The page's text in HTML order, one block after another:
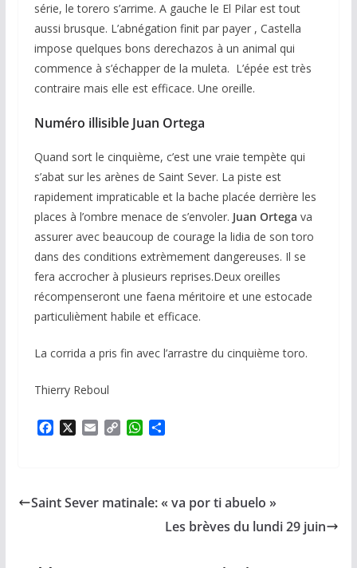
série, le torero s’arrime. A gauche le El Pilar est tout
aussi brusque. L’abnégation finit par payer , Castella
impose quelques bons derechazos à un animal qui
commence à s’échapper de la muleta. L’épée est très
contraire mais elle est efficace. Une oreille.
Numéro illisible Juan Ortega
Quand sort le cinquième, c’est une vraie tempète qui
s’abat sur les arènes de Saint Sever. La piste est
rapidement impraticable et la bache placée derrière les
places à l’ombre menace de s’envoler. Juan Ortega va
assurer avec beaucoup de courage la lidia de son toro
dans des conditions extrèmement dangereuses. Il se
fera accrocher à plusieurs reprises.Deux oreilles
récompenseront une faena méritoire et une estocade
particulièment habile et efficace.
La corrida a pris fin avec l’arrastre du cinquième toro.
Thierry Reboul
o
i
W
A
g
e
Saint Sever matinale: « va por ti abuelo »
Les brèves du lundi 29 juin